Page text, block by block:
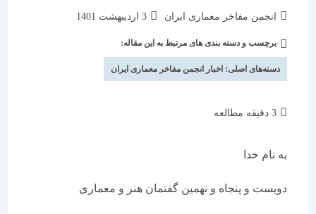
انجمن مفاخر معماری ایران 3 اردیبهشت 1401
برچسب و دسته بندی های مرتبط به این مقاله:
دسته‌های اصلی:اخبار انجمن مفاخر معماری ایران
3 دقیقه مطالعه
به نام خدا
دویست و پنجاه و نهمین گفتمان هنر و معماری